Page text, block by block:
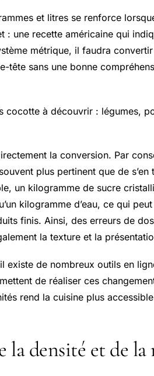
et litres se renforce
: une recette américaine qui
métrique, il faudra
tête sans une bonne
cocotte à découvrir : légumes,
la conversion. Par
plus pertinent que de s’en
un kilogramme de sucre
kilogramme d’eau, ce qui
finis. Ainsi, des erreurs de
la texture et la
existe de nombreux outils en
de réaliser ces
rend la cuisine plus
densité et de la